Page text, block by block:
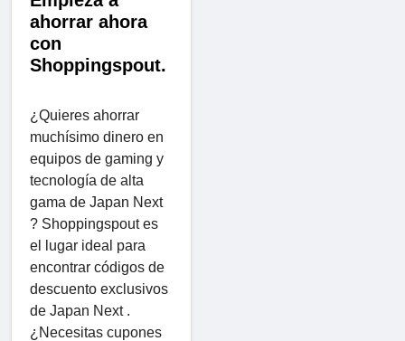
ahorrar ahora
con
Shoppingspout.
¿Quieres ahorrar
muchísimo dinero en
equipos de gaming y
tecnología de alta
gama de Japan Next
? Shoppingspout es
el lugar ideal para
encontrar códigos de
descuento exclusivos
de Japan Next .
¿Necesitas cupones